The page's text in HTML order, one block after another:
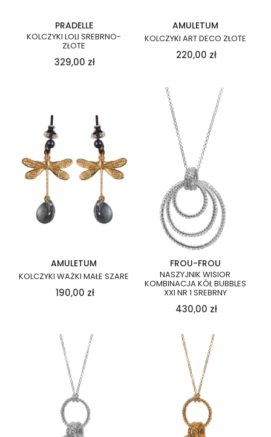
PRADELLE
KOLCZYKI LOLI SREBRNO-
ZŁOTE
329,00 zł
AMULETUM
KOLCZYKI ART DECO ZŁOTE
220,00 zł
AMULETUM
KOLCZYKI WAŻKI MAŁE SZARE
190,00 zł
FROU-FROU
NASZYJNIK WISIOR
KOMBINACJA KÓŁ BUBBLES
XXI NR 1 SREBRNY
430,00 zł